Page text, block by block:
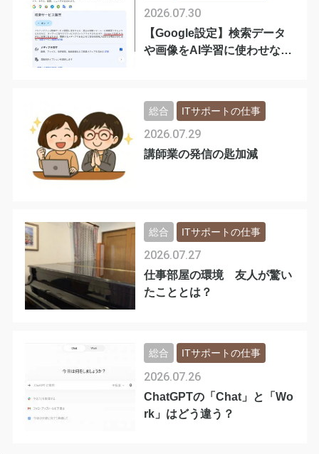
【Google設定】検索データ
や画像をAI学習に使わせない
2026.07.30
講師業の発信の匙加減
2026.07.29
総合 ITサポートの仕事
仕事部屋の環境 友人が驚い
たこととは？
2026.07.27
総合 ITサポートの仕事
ChatGPTの「Chat」と「Wo
rk」はどう違う？
2026.07.26
総合 ITサポートの仕事